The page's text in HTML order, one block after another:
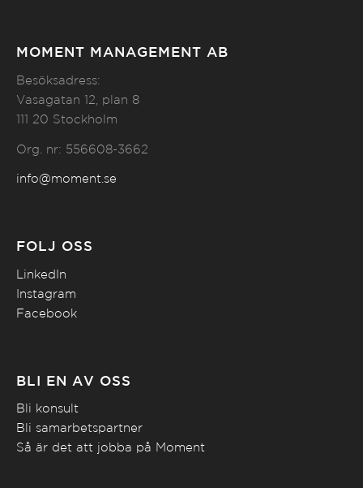
MOMENT MANAGEMENT AB
Besöksadress:
Vasagatan 12, plan 8
111 20 Stockholm
Org. nr: 556608-3662
info@moment.se
FÖLJ OSS
LinkedIn
Instagram
Facebook
BLI EN AV OSS
Bli konsult
Bli samarbetspartner
Så är det att jobba på Moment